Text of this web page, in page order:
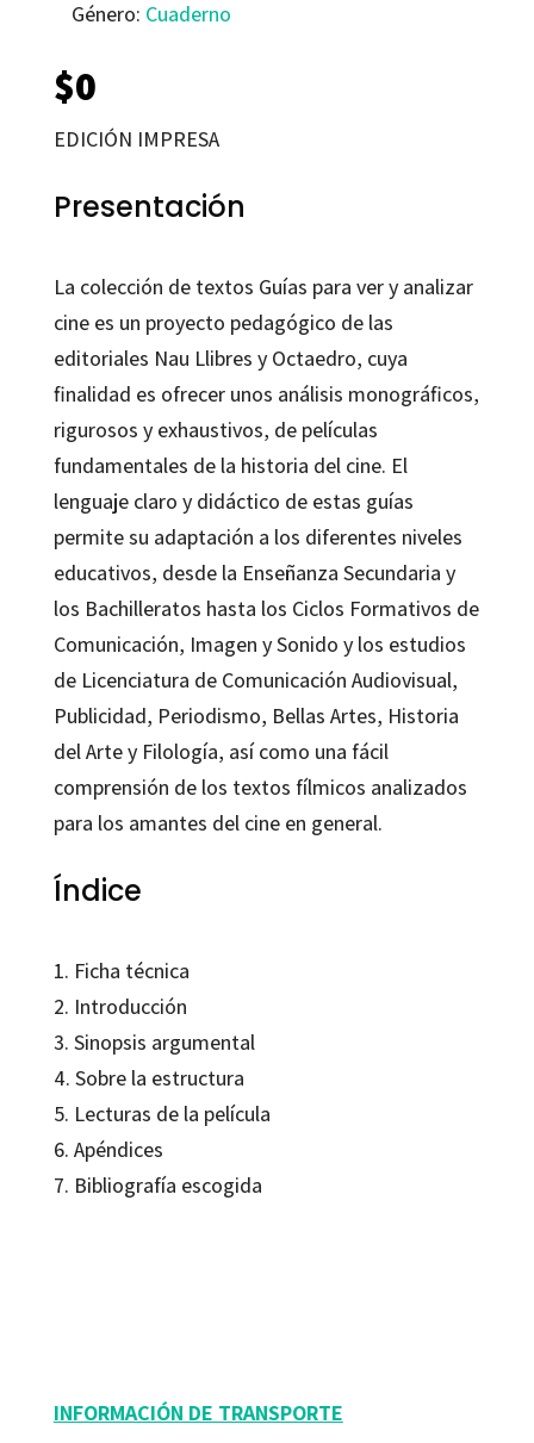
Género: Cuaderno
$0
EDICIÓN IMPRESA
Presentación
La colección de textos Guías para ver y analizar
cine es un proyecto pedagógico de las
editoriales Nau Llibres y Octaedro, cuya
finalidad es ofrecer unos análisis monográficos,
rigurosos y exhaustivos, de películas
fundamentales de la historia del cine. El
lenguaje claro y didáctico de estas guías
permite su adaptación a los diferentes niveles
educativos, desde la Enseñanza Secundaria y
los Bachilleratos hasta los Ciclos Formativos de
Comunicación, Imagen y Sonido y los estudios
de Licenciatura de Comunicación Audiovisual,
Publicidad, Periodismo, Bellas Artes, Historia
del Arte y Filología, así como una fácil
comprensión de los textos fílmicos analizados
para los amantes del cine en general.
Índice
1. Ficha técnica
2. Introducción
3. Sinopsis argumental
4. Sobre la estructura
5. Lecturas de la película
6. Apéndices
7. Bibliografía escogida
INFORMACIÓN DE TRANSPORTE